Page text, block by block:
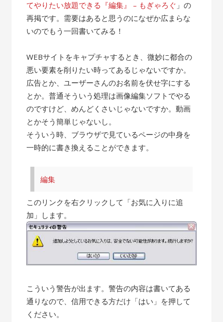
てやりたい放題できる『編集』 – もぎゃろぐ 」の
再掲です。需要はあると思うのになぜか広まらな
いのでもう一回書いてみる！
WEBサイトをキャプチャするとき、微妙に都合の
悪い要素を削りたい時ってあるじゃないですか。
広告とか、ユーザーさんのお名前を伏せ字にする
とか。普通そういう処理は画像編集ソフトでやる
のですけど、めんどくさいじゃないですか。動画
とかそう簡単じゃないし。
そういう時、ブラウザで見ているページの中身を
一時的に書き換えることができます。
編集
このリンクを右クリックして「お気に入りに追
加」します。
こういう警告が出ます。警告の内容は書いてある
通りなので、信用できる方だけ「はい」を押して
ください。